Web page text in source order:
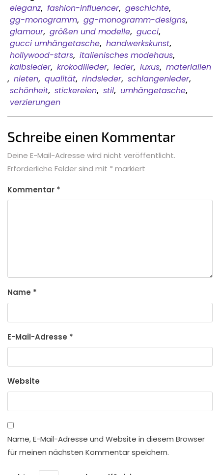
eleganz, fashion-influencer, geschichte,
gg-monogramm, gg-monogramm-designs,
glamour, größen und modelle, gucci,
gucci umhängetasche, handwerkskunst,
hollywood-stars, italienisches modehaus,
kalbsleder, krokodilleder, leder, luxus, materialien
, nieten, qualität, rindsleder, schlangenleder,
schönheit, stickereien, stil, umhängetasche,
verzierungen
Schreibe einen Kommentar
Deine E-Mail-Adresse wird nicht veröffentlicht.
Erforderliche Felder sind mit * markiert
Kommentar *
Name *
E-Mail-Adresse *
Website
Name, E-Mail-Adresse und Website in diesem Browser
für meinen nächsten Kommentar speichern.